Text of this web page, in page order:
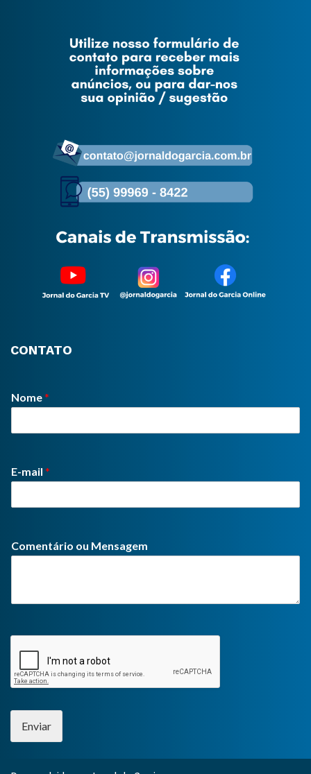
CONTATO
Nome*
E-mail *
Comentário ou Mensagem
Enviar